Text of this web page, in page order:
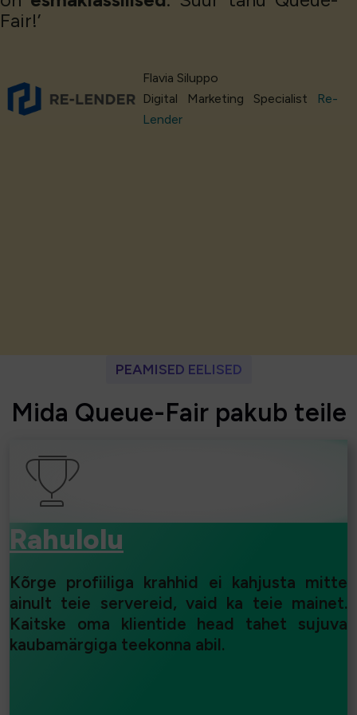
Fair!’
Flavia Siluppo
Digital Marketing Specialist
Re-
Lender
PEAMISED EELISED
Mida Queue-Fair pakub teile
Rahulolu
Kõrge profiiliga krahhid ei kahjusta mitte
ainult teie servereid, vaid ka teie mainet.
Kaitske oma klientide head tahet sujuva
kaubamärgiga teekonna abil.